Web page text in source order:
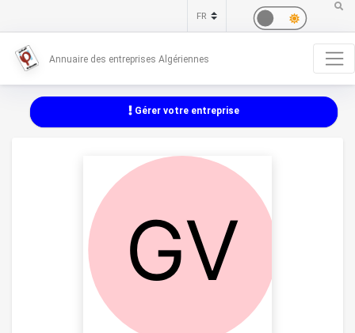
Annuaire des entreprises Algériennes
Gérer votre entreprise